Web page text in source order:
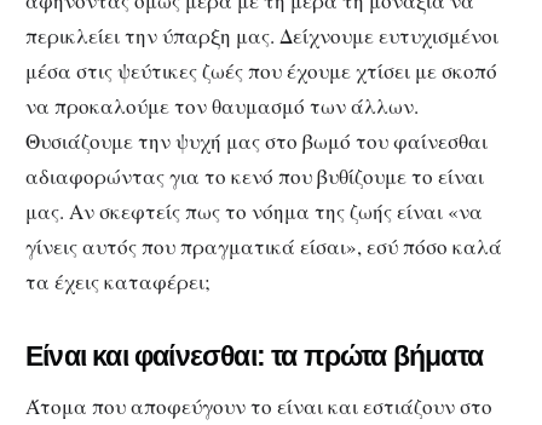
περικλείει την ύπαρξη μας. Δείχνουμε ευτυχισμένοι
μέσα στις ψεύτικες ζωές που έχουμε χτίσει με σκοπό
να προκαλούμε τον θαυμασμό των άλλων.
Θυσιάζουμε την ψυχή μας στο βωμό του φαίνεσθαι
αδιαφορώντας για το κενό που βυθίζουμε το είναι
μας. Αν σκεφτείς πως το νόημα της ζωής είναι «να
γίνεις αυτός που πραγματικά είσαι», εσύ πόσο καλά
τα έχεις καταφέρει;
Είναι και φαίνεσθαι: τα πρώτα βήματα
Άτομα που αποφεύγουν το είναι και εστιάζουν στο